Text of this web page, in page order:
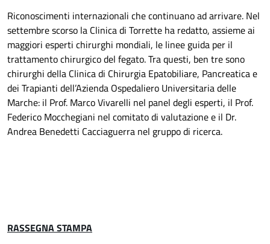
Riconoscimenti internazionali che continuano ad arrivare. Nel
settembre scorso la Clinica di Torrette ha redatto, assieme ai
maggiori esperti chirurghi mondiali, le linee guida per il
trattamento chirurgico del fegato. Tra questi, ben tre sono
chirurghi della Clinica di Chirurgia Epatobiliare, Pancreatica e
dei Trapianti dell’Azienda Ospedaliero Universitaria delle
Marche: il Prof. Marco Vivarelli nel panel degli esperti, il Prof.
Federico Mocchegiani nel comitato di valutazione e il Dr.
Andrea Benedetti Cacciaguerra nel gruppo di ricerca.
RASSEGNA STAMPA